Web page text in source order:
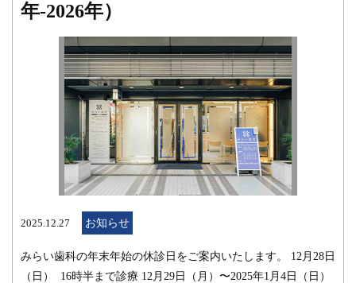
り、将来的に虫歯になり抜歯の選択となるケースが多いです。
ジョンという馬車道アイランドタワー歯科に隣接する技工所の
方が作成してくれています。色調再現は技工士さんのテクニッ
クとセンスに依存するので、今回のような多数歯にわたるケー
スはいつも助けられています。 もし前歯で気になることや、お
悩みがあるようでしたら審美の無料相談も受け付けておりま
す。いつでもお気軽にお問い合わせください。 こちらもご参
照ください。 セラミック治療｜みらい歯科 【症例】前歯が噛
み合わない状態に対しジルコニアセラミックを用いて審美的・
年-2026年）
2025.12.27 お知らせ
みらい歯科の年末年始の休診日をご案内いたします。 12月28日
（日） 16時半まで診療 12月29日（月）〜2025年1月4日（日）